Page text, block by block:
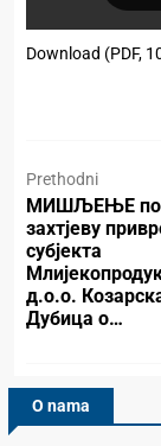
Download (PDF,
Prethodni
МИШЉЕЊЕ по
захтјеву
субјекта
д.о.о.
Дубица о…
O nama